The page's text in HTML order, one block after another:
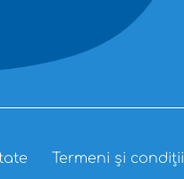
Termeni și condiții